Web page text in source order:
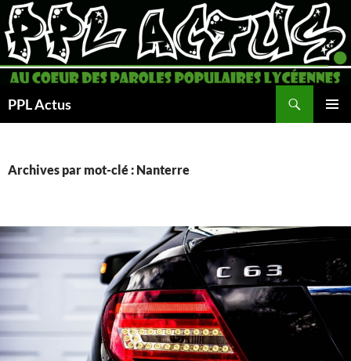
Aller
au
contenu
PPL Actus
Archives par mot-clé : Nanterre